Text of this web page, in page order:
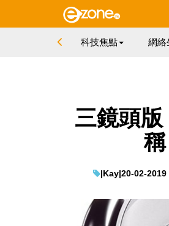
科技焦點 網絡
三鏡頭
|Kay|20-02-2019